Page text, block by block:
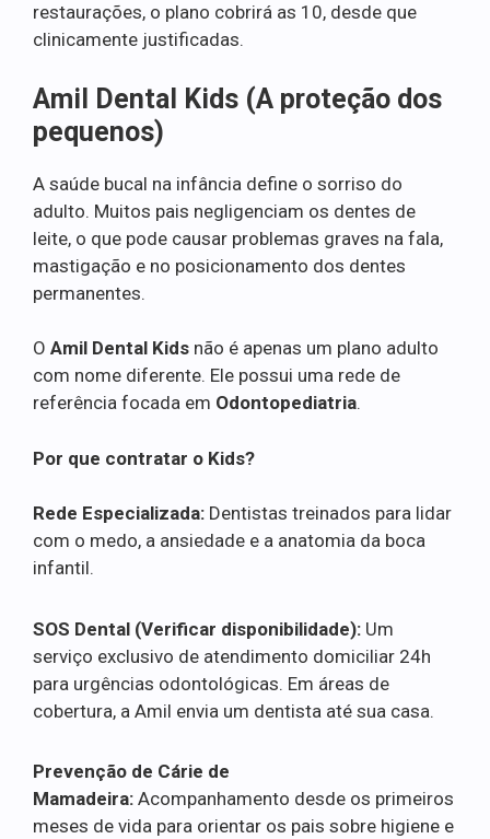
restaurações, o plano cobrirá as 10, desde que
clinicamente justificadas.
Amil Dental Kids (A proteção dos
pequenos)
A saúde bucal na infância define o sorriso do
adulto. Muitos pais negligenciam os dentes de
leite, o que pode causar problemas graves na fala,
mastigação e no posicionamento dos dentes
permanentes.
O Amil Dental Kids não é apenas um plano adulto
com nome diferente. Ele possui uma rede de
referência focada em Odontopediatria.
Por que contratar o Kids?
Rede Especializada: Dentistas treinados para lidar
com o medo, a ansiedade e a anatomia da boca
infantil.
SOS Dental (Verificar disponibilidade): Um
serviço exclusivo de atendimento domiciliar 24h
para urgências odontológicas. Em áreas de
cobertura, a Amil envia um dentista até sua casa.
Prevenção de Cárie de
Mamadeira: Acompanhamento desde os primeiros
meses de vida para orientar os pais sobre higiene e